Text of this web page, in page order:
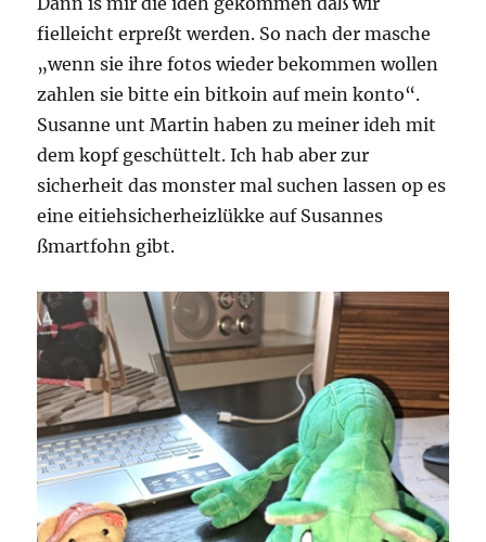
fielleicht erpreßt werden. So nach der masche
„wenn sie ihre fotos wieder bekommen wollen
zahlen sie bitte ein bitkoin auf mein konto“.
Susanne unt Martin haben zu meiner ideh mit
dem kopf geschüttelt. Ich hab aber zur
sicherheit das monster mal suchen lassen op es
eine eitiehsicherheizlükke auf Susannes
ßmartfohn gibt.